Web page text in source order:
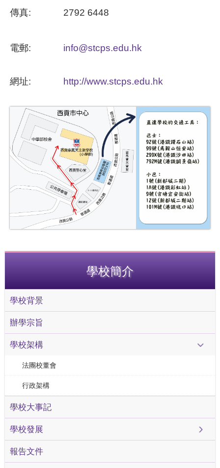
傳真:
2792 6448
電郵: info@stcps.edu.hk
網址: http://www.stcps.edu.hk
學校簡介
學校背景
辦學宗旨
學校架構
法團校董會
行政架構
學校大事記
學校發展
報告文件